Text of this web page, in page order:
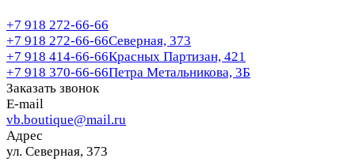
+7 918 272-66-66
+7 918 272-66-66Северная, 373
+7 918 414-66-66Красных Партизан, 421
+7 918 370-66-66Петра Метальникова, 3Б
Заказать звонок
E-mail
vb.boutique@mail.ru
Адрес
ул. Северная, 373